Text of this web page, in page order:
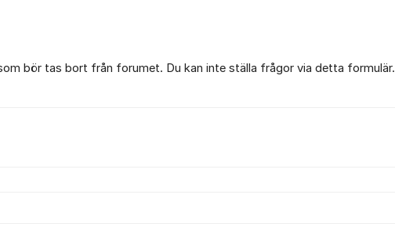
bör tas bort från forumet. Du kan inte ställa frågor via detta formulär.